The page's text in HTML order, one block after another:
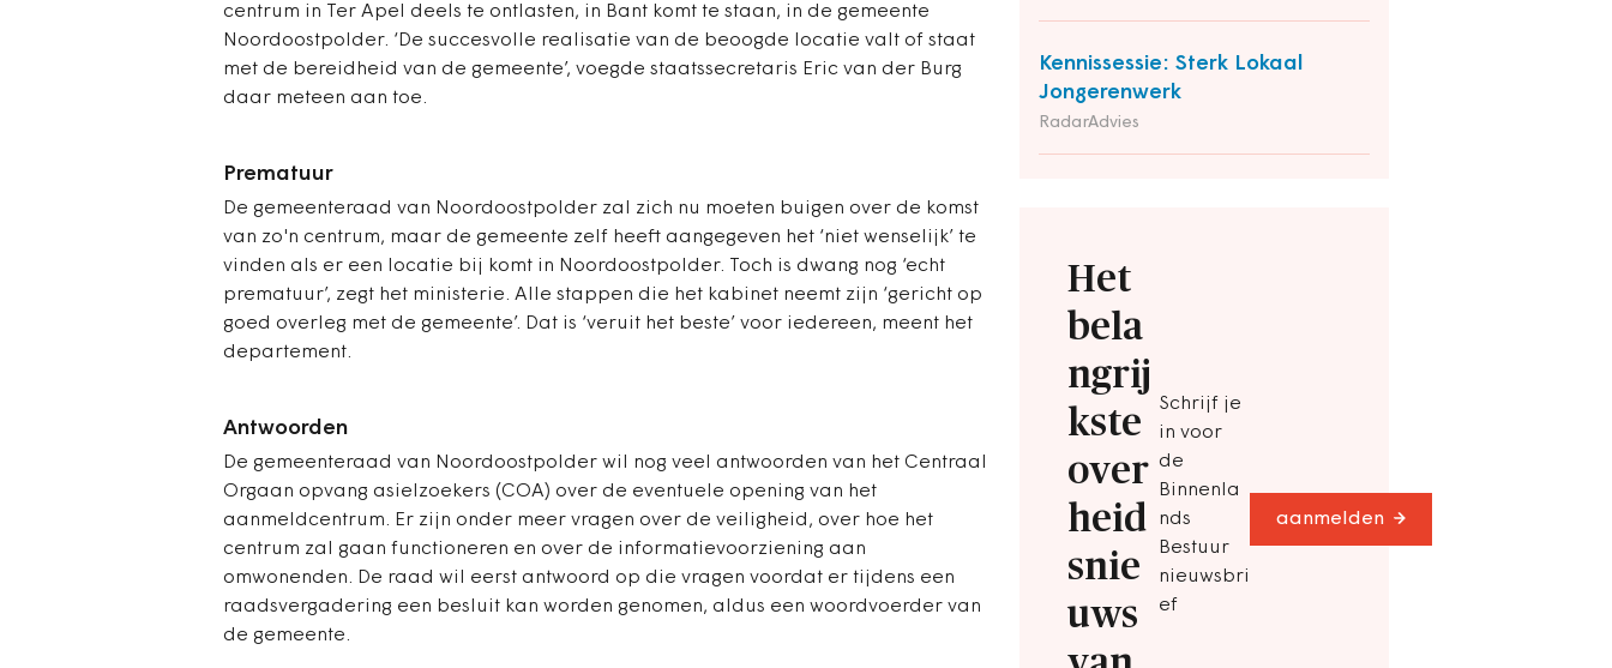
centrum in Ter Apel deels te ontlasten, in Bant komt te staan, in de gemeente
Noordoostpolder. ‘De succesvolle realisatie van de beoogde locatie valt of staat
met de bereidheid van de gemeente’, voegde staatssecretaris Eric van der Burg
daar meteen aan toe.
Kennissessie: Sterk Lokaal
Jongerenwerk
RadarAdvies
Het
bela
ngrij
kste
over
heid
snie
uws
Schrijf je
in voor
de
Binnenla
nds
Bestuur
nieuwsbri
ef
aanmelden
Prematuur
De gemeenteraad van Noordoostpolder zal zich nu moeten buigen over de komst
van zo'n centrum, maar de gemeente zelf heeft aangegeven het ‘niet wenselijk’ te
vinden als er een locatie bij komt in Noordoostpolder. Toch is dwang nog ‘echt
prematuur’, zegt het ministerie. Alle stappen die het kabinet neemt zijn ‘gericht op
goed overleg met de gemeente’. Dat is ‘veruit het beste’ voor iedereen, meent het
departement.
Antwoorden
De gemeenteraad van Noordoostpolder wil nog veel antwoorden van het Centraal
Orgaan opvang asielzoekers (COA) over de eventuele opening van het
aanmeldcentrum. Er zijn onder meer vragen over de veiligheid, over hoe het
centrum zal gaan functioneren en over de informatievoorziening aan
omwonenden. De raad wil eerst antwoord op die vragen voordat er tijdens een
raadsvergadering een besluit kan worden genomen, aldus een woordvoerder van
de gemeente.